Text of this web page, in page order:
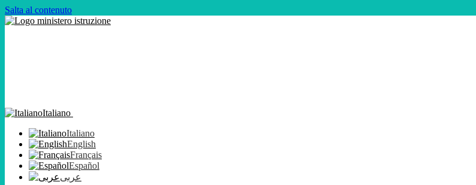
Salta al contenuto
Italiano
Italiano
English
Français
Español
عربى